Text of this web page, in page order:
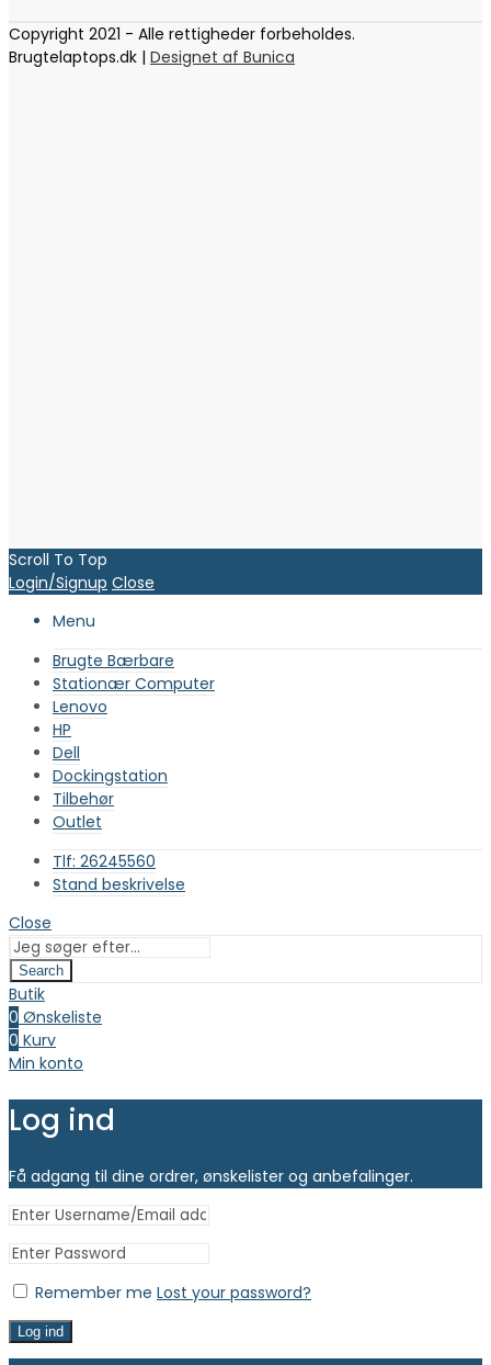
Copyright 2021 - Alle rettigheder forbeholdes.
Brugtelaptops.dk | Designet af Bunica
Scroll To Top
Login/Signup Close
Menu
Brugte Bærbare
Stationær Computer
Lenovo
HP
Dell
Dockingstation
Tilbehør
Outlet
Tlf: 26245560
Stand beskrivelse
Close
Search
Butik
0 Ønskeliste
0 Kurv
Min konto
Log ind
Få adgang til dine ordrer, ønskelister og anbefalinger.
Remember me Lost your password?
Log ind